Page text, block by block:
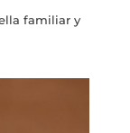
familiar y